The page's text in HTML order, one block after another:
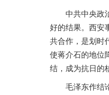
中共中央政治
好的结果。西安
共合作，是划时
使蒋介石的地位
结，成为抗日的
毛泽东作结论